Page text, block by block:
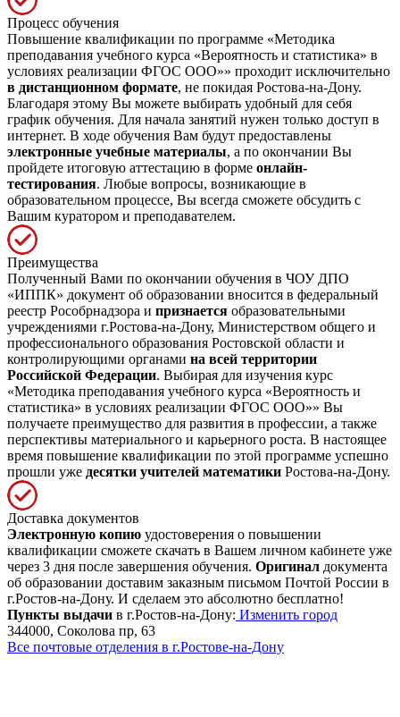
Процесс обучения
Повышение квалификации по программе «Методика
преподавания учебного курса «Вероятность и статистика» в
условиях реализации ФГОС ООО»» проходит исключительно
в дистанционном формате, не покидая Ростова-на-Дону.
Благодаря этому Вы можете выбирать удобный для себя
график обучения. Для начала занятий нужен только доступ в
интернет. В ходе обучения Вам будут предоставлены
электронные учебные материалы, а по окончании Вы
пройдете итоговую аттестацию в форме онлайн-
тестирования. Любые вопросы, возникающие в
образовательном процессе, Вы всегда сможете обсудить с
Вашим куратором и преподавателем.
Преимущества
Полученный Вами по окончании обучения в ЧОУ ДПО
«ИППК» документ об образовании вносится в федеральный
реестр Рособрнадзора и признается образовательными
учреждениями г.Ростова-на-Дону, Министерством общего и
профессионального образования Ростовской области и
контролирующими органами на всей территории
Российской Федерации. Выбирая для изучения курс
«Методика преподавания учебного курса «Вероятность и
статистика» в условиях реализации ФГОС ООО»» Вы
получаете преимущество для развития в профессии, а также
перспективы материального и карьерного роста. В настоящее
время повышение квалификации по этой программе успешно
прошли уже десятки учителей математики Ростова-на-Дону.
Доставка документов
Электронную копию удостоверения о повышении
квалификации сможете скачать в Вашем личном кабинете уже
через 3 дня после завершения обучения. Оригинал документа
об образовании доставим заказным письмом Почтой России в
г.Ростов-на-Дону. И сделаем это абсолютно бесплатно!
Пункты выдачи в г.Ростов-на-Дону: Изменить город
344000, Соколова пр, 63
Все почтовые отделения в г.Ростове-на-Дону